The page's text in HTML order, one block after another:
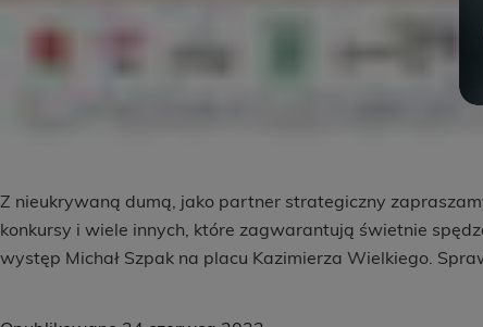
Z nieukrywaną dumą, jako partner strategiczny
konkursy i wiele innych, które zagwarantują świetnie
występ Michał Szpak na placu Kazimierza Wielkiego.